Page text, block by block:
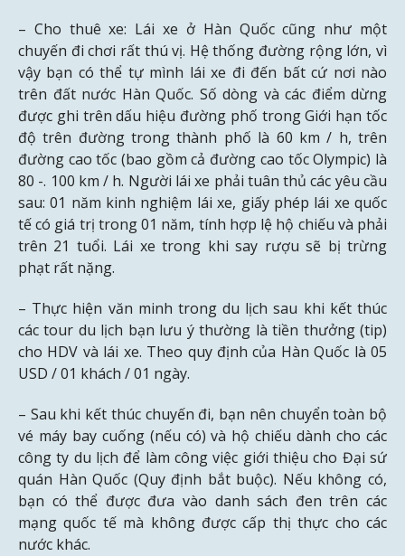
– Cho thuê xe: Lái xe ở Hàn Quốc cũng như một
chuyến đi chơi rất thú vị. Hệ thống đường rộng lớn, vì
vậy bạn có thể tự mình lái xe đi đến bất cứ nơi nào
trên đất nước Hàn Quốc. Số dòng và các điểm dừng
được ghi trên dấu hiệu đường phố trong Giới hạn tốc
độ trên đường trong thành phố là 60 km / h, trên
đường cao tốc (bao gồm cả đường cao tốc Olympic) là
80 -. 100 km / h. Người lái xe phải tuân thủ các yêu cầu
sau: 01 năm kinh nghiệm lái xe, giấy phép lái xe quốc
tế có giá trị trong 01 năm, tính hợp lệ hộ chiếu và phải
trên 21 tuổi. Lái xe trong khi say rượu sẽ bị trừng
phạt rất nặng.
– Thực hiện văn minh trong du lịch sau khi kết thúc
các tour du lịch bạn lưu ý thường là tiền thưởng (tip)
cho HDV và lái xe. Theo quy định của Hàn Quốc là 05
USD / 01 khách / 01 ngày.
– Sau khi kết thúc chuyến đi, bạn nên chuyển toàn bộ
vé máy bay cuống (nếu có) và hộ chiếu dành cho các
công ty du lịch để làm công việc giới thiệu cho Đại sứ
quán Hàn Quốc (Quy định bắt buộc). Nếu không có,
bạn có thể được đưa vào danh sách đen trên các
mạng quốc tế mà không được cấp thị thực cho các
nước khác.